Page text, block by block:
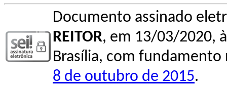
Documento assinado
REITOR, em 13/03/2020,
Brasília, com
8 de outubro de 2015.